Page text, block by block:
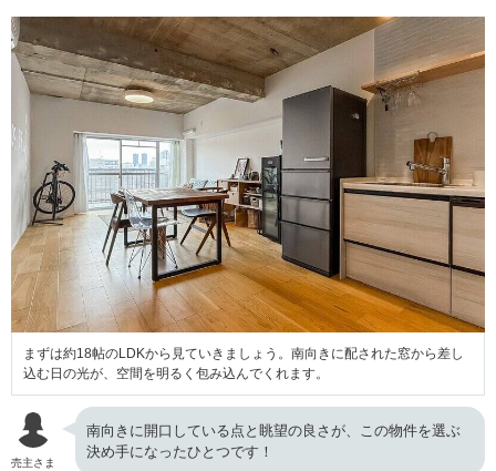
まずは約18帖のLDKから見ていきましょう。南向きに配された窓から差し
込む日の光が、空間を明るく包み込んでくれます。
売主さま
南向きに開口している点と眺望の良さが、この物件を選ぶ
決め手になったひとつです！